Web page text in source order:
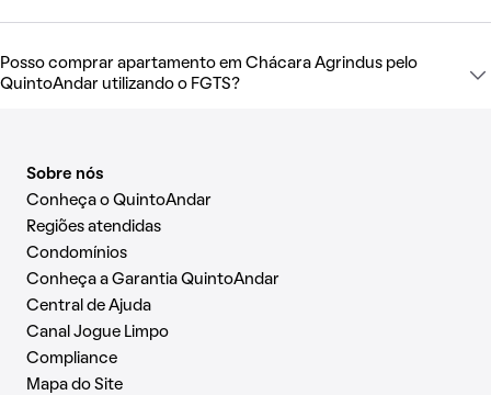
Posso comprar apartamento em Chácara Agrindus pelo
QuintoAndar utilizando o FGTS?
Sobre nós
Conheça o QuintoAndar
Regiões atendidas
Condomínios
Conheça a Garantia QuintoAndar
Central de Ajuda
Canal Jogue Limpo
Compliance
Mapa do Site